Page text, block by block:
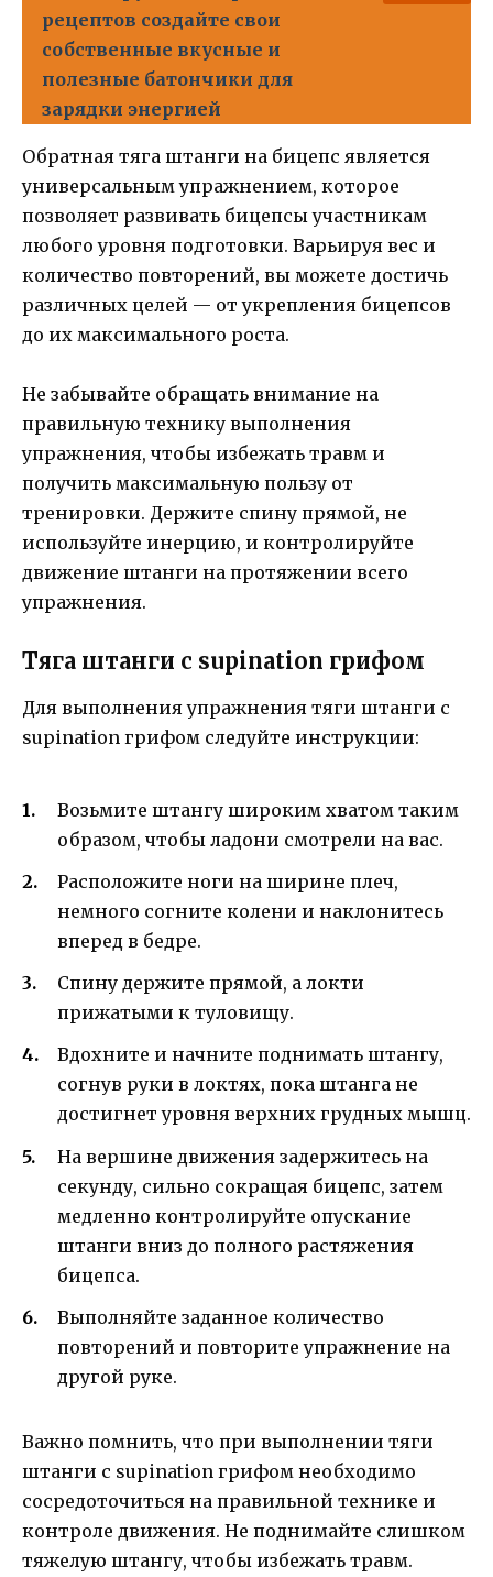
рецептов создайте свои
собственные вкусные и
полезные батончики для
зарядки энергией
Обратная тяга штанги на бицепс является
универсальным упражнением, которое
позволяет развивать бицепсы участникам
любого уровня подготовки. Варьируя вес и
количество повторений, вы можете достичь
различных целей — от укрепления бицепсов
до их максимального роста.
Не забывайте обращать внимание на
правильную технику выполнения
упражнения, чтобы избежать травм и
получить максимальную пользу от
тренировки. Держите спину прямой, не
используйте инерцию, и контролируйте
движение штанги на протяжении всего
упражнения.
Тяга штанги с supination грифом
Для выполнения упражнения тяги штанги с
supination грифом следуйте инструкции:
Возьмите штангу широким хватом таким
образом, чтобы ладони смотрели на вас.
Расположите ноги на ширине плеч,
немного согните колени и наклонитесь
вперед в бедре.
Спину держите прямой, а локти
прижатыми к туловищу.
Вдохните и начните поднимать штангу,
согнув руки в локтях, пока штанга не
достигнет уровня верхних грудных мышц.
На вершине движения задержитесь на
секунду, сильно сокращая бицепс, затем
медленно контролируйте опускание
штанги вниз до полного растяжения
бицепса.
Выполняйте заданное количество
повторений и повторите упражнение на
другой руке.
Важно помнить, что при выполнении тяги
штанги с supination грифом необходимо
сосредоточиться на правильной технике и
контроле движения. Не поднимайте слишком
тяжелую штангу, чтобы избежать травм.